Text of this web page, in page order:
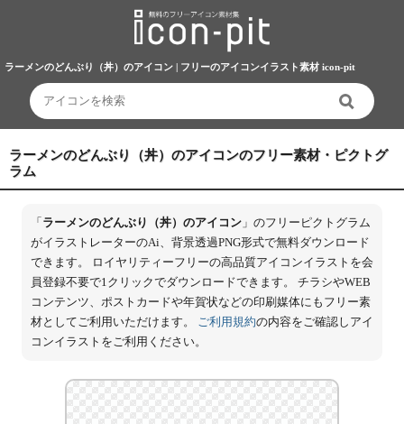
ラーメンのどんぶり（丼）のアイコン | フリーのアイコンイラスト素材 icon-pit
ラーメンのどんぶり（丼）のアイコンのフリー素材・ピクトグ
ラム
「 ラーメンのどんぶり（丼）のアイコン」のフリーピクトグラム
がイラストレーターのAi、背景透過PNG形式で無料ダウンロード
できます。 ロイヤリティーフリーの高品質アイコンイラストを会
員登録不要で1クリックでダウンロードできます。 チラシやWEB
コンテンツ、ポストカードや年賀状などの印刷媒体にもフリー素
材としてご利用いただけます。 ご利用規約の内容をご確認しアイ
コンイラストをご利用ください。